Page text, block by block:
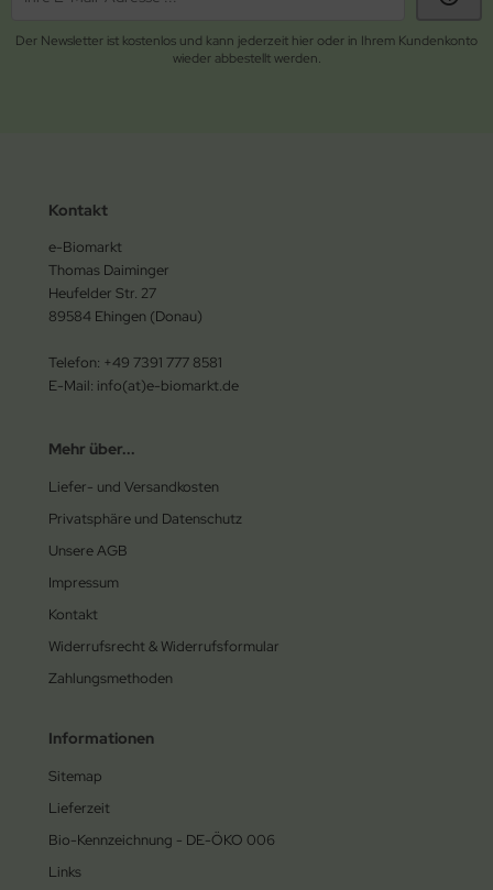
Der Newsletter ist kostenlos und kann jederzeit hier oder in Ihrem Kundenkonto
wieder abbestellt werden.
Kontakt
e-Biomarkt
Thomas Daiminger
Heufelder Str. 27
89584 Ehingen (Donau)
Telefon: +49 7391 777 8581
E-Mail: info(at)e-biomarkt.de
Mehr über...
Liefer- und Versandkosten
Privatsphäre und Datenschutz
Unsere AGB
Impressum
Kontakt
Widerrufsrecht & Widerrufsformular
Zahlungsmethoden
Informationen
Sitemap
Lieferzeit
Bio-Kennzeichnung - DE-ÖKO 006
Links